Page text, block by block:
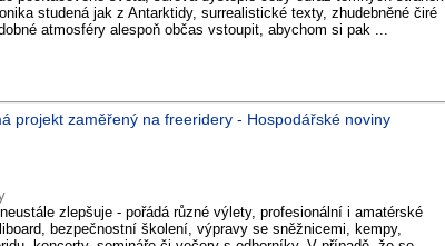
studená jak z Antarktidy, surrealistické texty, zhudebněné čiré
atmosféry alespoň občas vstoupit, abychom si pak ...
projekt zaměřený na freeridery - Hospodářské noviny
zlepšuje - pořádá různé výlety, profesionální i amatérské
bezpečnostní školení, výpravy se sněžnicemi, kempy,